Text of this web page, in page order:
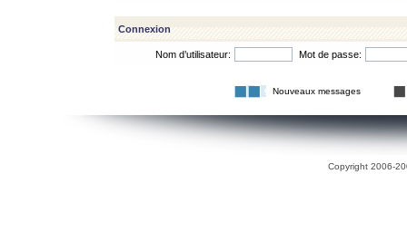
Connexion
Nom d’utilisateur: Mot de passe:
Nouveaux messages
Copyright 2006-